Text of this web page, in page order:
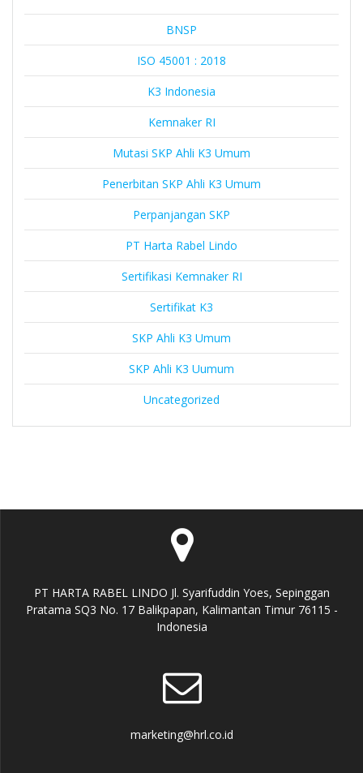
BNSP
ISO 45001 : 2018
K3 Indonesia
Kemnaker RI
Mutasi SKP Ahli K3 Umum
Penerbitan SKP Ahli K3 Umum
Perpanjangan SKP
PT Harta Rabel Lindo
Sertifikasi Kemnaker RI
Sertifikat K3
SKP Ahli K3 Umum
SKP Ahli K3 Uumum
Uncategorized
PT HARTA RABEL LINDO Jl. Syarifuddin Yoes, Sepinggan
Pratama SQ3 No. 17 Balikpapan, Kalimantan Timur 76115 -
Indonesia
marketing@hrl.co.id